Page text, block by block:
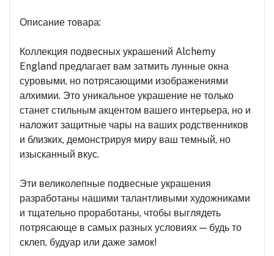
Описание товара:
Коллекция подвесных украшений Alchemy
England предлагает вам затмить лунные окна
суровыми, но потрясающими изображениями
алхимии. Это уникальное украшение не только
станет стильным акцентом вашего интерьера, но и
наложит защитные чары на ваших родственников
и близких, демонстрируя миру ваш темный, но
изысканный вкус.
Эти великолепные подвесные украшения
разработаны нашими талантливыми художниками
и тщательно проработаны, чтобы выглядеть
потрясающе в самых разных условиях — будь то
склеп, будуар или даже замок!